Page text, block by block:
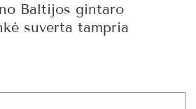
Baltijos gintaro
suverta tampria